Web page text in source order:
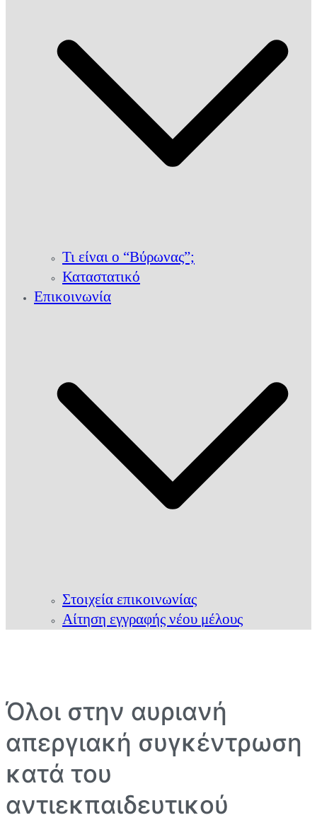
Τι είναι ο “Βύρωνας”;
Καταστατικό
Επικοινωνία
Στοιχεία επικοινωνίας
Αίτηση εγγραφής νέου μέλους
Όλοι στην αυριανή
απεργιακή συγκέντρωση
κατά του
αντιεκπαιδευτικού